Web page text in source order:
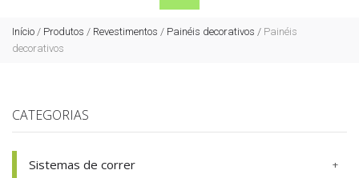
Início / Produtos / Revestimentos / Painéis decorativos / Painéis
decorativos
CATEGORIAS
Sistemas de correr